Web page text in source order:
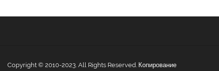
Copyright © 2010-2023. All Rights Reserved. Копирование